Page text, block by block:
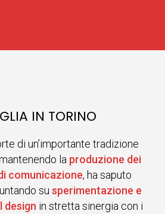
IN TORINO
di un’importante tradizione
la produzione dei
comunicazione, ha saputo
su sperimentazione e
design in stretta sinergia con i